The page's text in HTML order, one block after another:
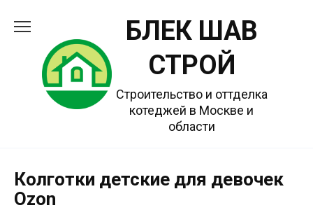
содержанию
БЛЕК ШАВ
СТРОЙ
Строительство и оттделка
котеджей в Москве и
области
Колготки детские для девочек
Ozon